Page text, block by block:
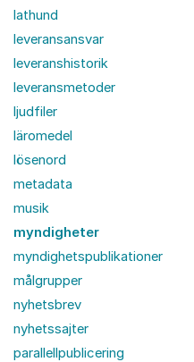
lathund
leveransansvar
leveranshistorik
leveransmetoder
ljudfiler
läromedel
lösenord
metadata
musik
myndigheter
myndighetspublikationer
målgrupper
nyhetsbrev
nyhetssajter
parallellpublicering